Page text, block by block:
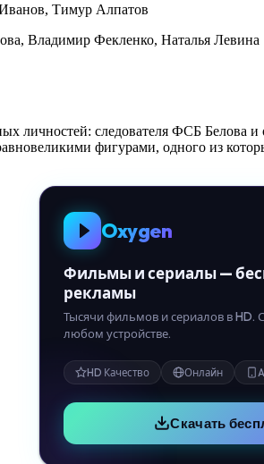
Тимур Алпатов
Владимир Фекленко, Наталья Левина
личностей: следователя ФСБ
фигурами, одного из
Oxygen
Фильмы и сериалы —
рекламы
Тысячи фильмов и сериалов в HD.
любом устройстве.
HD Качество Онлайн
Скачать